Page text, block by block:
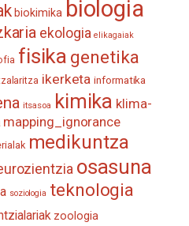
biokimika biologia
ekologia elikagaiak
fisika genetika
ikerketa informatika
itsasoa kimika klima-
mapping_ignorance
medikuntza
osasuna
soziologia teknologia
zoologia